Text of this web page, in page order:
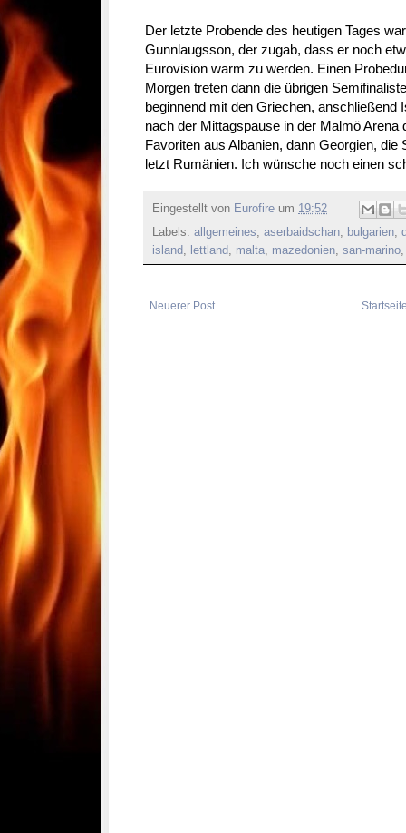
Der letzte Probende des heutigen Tages
Gunnlaugsson, der zugab, dass er noch
Eurovision warm zu werden. Einen
Morgen treten dann die übrigen
beginnend mit den Griechen, anschließend
nach der Mittagspause in der Malmö
Favoriten aus Albanien, dann Georgien,
letzt Rumänien. Ich wünsche noch einen
Eingestellt von Eurofire um 19:52
Labels: allgemeines, aserbaidschan, bulgarien,
island, lettland, malta, mazedonien, san-marino
Neuerer Post